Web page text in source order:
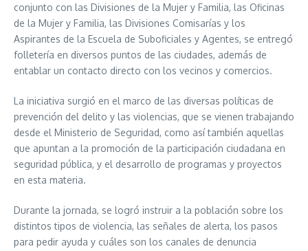
conjunto con las Divisiones de la Mujer y Familia, las Oficinas
de la Mujer y Familia, las Divisiones Comisarías y los
Aspirantes de la Escuela de Suboficiales y Agentes, se entregó
folletería en diversos puntos de las ciudades, además de
entablar un contacto directo con los vecinos y comercios.
La iniciativa surgió en el marco de las diversas políticas de
prevención del delito y las violencias, que se vienen trabajando
desde el Ministerio de Seguridad, como así también aquellas
que apuntan a la promoción de la participación ciudadana en
seguridad pública, y el desarrollo de programas y proyectos
en esta materia.
Durante la jornada, se logró instruir a la población sobre los
distintos tipos de violencia, las señales de alerta, los pasos
para pedir ayuda y cuáles son los canales de denuncia